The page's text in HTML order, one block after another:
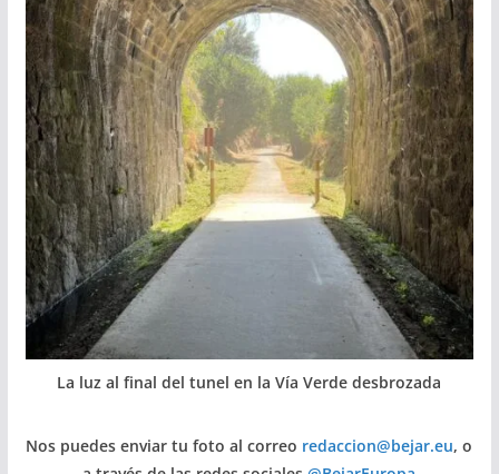
La luz al final del tunel en la Vía Verde desbrozada
Nos puedes enviar tu foto al correo redaccion@bejar.eu, o